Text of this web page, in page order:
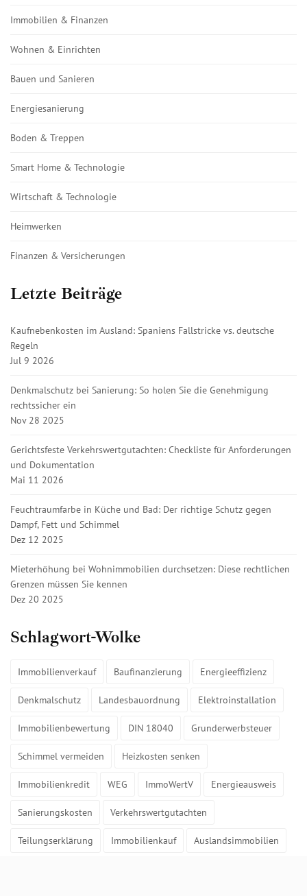
Immobilien & Finanzen
Wohnen & Einrichten
Bauen und Sanieren
Energiesanierung
Boden & Treppen
Smart Home & Technologie
Wirtschaft & Technologie
Heimwerken
Finanzen & Versicherungen
Letzte Beiträge
Kaufnebenkosten im Ausland: Spaniens Fallstricke vs. deutsche
Regeln
Jul 9 2026
Denkmalschutz bei Sanierung: So holen Sie die Genehmigung
rechtssicher ein
Nov 28 2025
Gerichtsfeste Verkehrswertgutachten: Checkliste für Anforderungen
und Dokumentation
Mai 11 2026
Feuchtraumfarbe in Küche und Bad: Der richtige Schutz gegen
Dampf, Fett und Schimmel
Dez 12 2025
Mieterhöhung bei Wohnimmobilien durchsetzen: Diese rechtlichen
Grenzen müssen Sie kennen
Dez 20 2025
Schlagwort-Wolke
Immobilienverkauf Baufinanzierung Energieeffizienz
Denkmalschutz Landesbauordnung Elektroinstallation
Immobilienbewertung DIN 18040 Grunderwerbsteuer
Schimmel vermeiden Heizkosten senken
Immobilienkredit WEG ImmoWertV Energieausweis
Sanierungskosten Verkehrswertgutachten
Teilungserklärung Immobilienkauf Auslandsimmobilien